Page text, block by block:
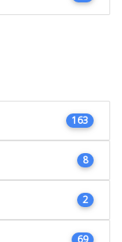
163
8
2
69